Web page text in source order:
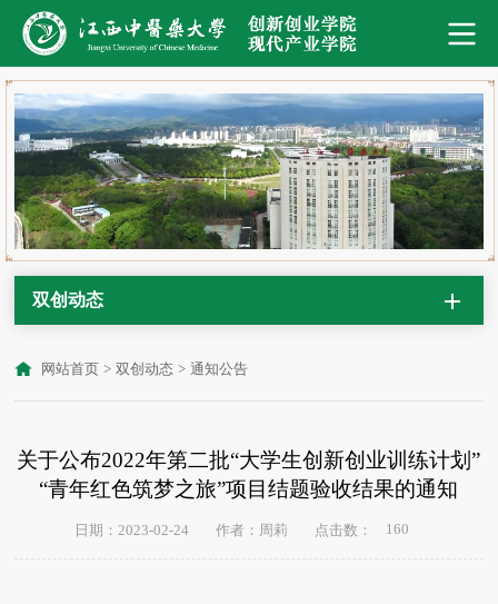
双创动态
网站首页 > 双创动态 > 通知公告
关于公布2022年第二批“大学生创新创业训练计划”
“青年红色筑梦之旅”项目结题验收结果的通知
日期：2023-02-24 作者：周莉 点击数： 160